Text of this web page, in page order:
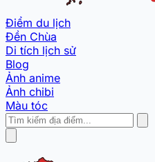
Điểm du lịch
Đền Chùa
Di tích lịch sử
Blog
Ảnh anime
Ảnh chibi
Màu tóc